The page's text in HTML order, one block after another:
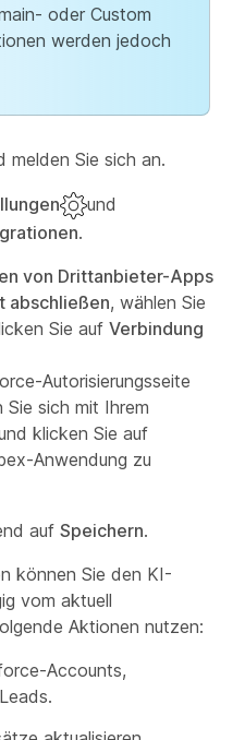
oder Custom
werden jedoch
melden Sie sich an.
und
.
von Drittanbieter-Apps
abschließen, wählen Sie
Sie auf Verbindung
Autorisierungsseite
sich mit Ihrem
klicken Sie auf
Anwendung zu
auf Speichern.
können Sie den KI-
vom aktuell
Aktionen nutzen:
Accounts,